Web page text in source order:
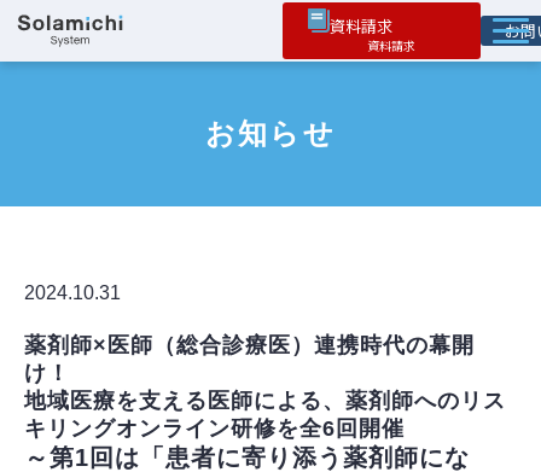
資料請求 お
サービス
お知らせ
2024.10.31
薬剤師×医師（総合診療医）連携時代の幕開
け！
地域医療を支える医師による、薬剤師へのリス
キリングオンライン研修を全6回開催
～第1回は「患者に寄り添う薬剤師にな